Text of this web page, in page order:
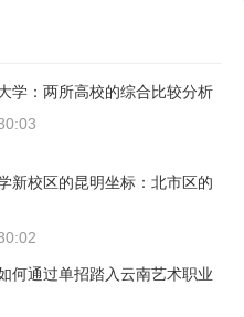
学：两所高校的综合比较分析
新校区的昆明坐标：北市区的
何通过单招踏入云南艺术职业